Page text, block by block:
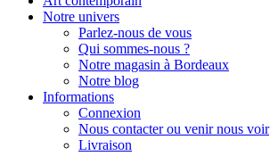
Notre univers
Parlez-nous de vous
Qui sommes-nous ?
Notre magasin à Bordeaux
Notre blog
Informations
Connexion
Nous contacter ou venir nous voir
Livraison